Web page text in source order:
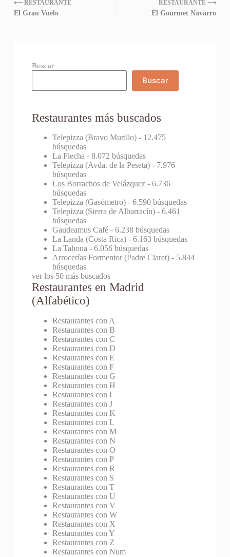
⟵ RESTAURANTE
El Gran Vuelo
RESTAURANTE ⟶
El Gourmet Navarro
Buscar
Buscar
Restaurantes más buscados
Telepizza (Bravo Murillo)- 12.475
búsquedas
La Flecha - 8.072 búsquedas
Telepizza (Avda. de la Peseta)- 7.976
búsquedas
Los Borrachos de Velázquez- 6.736
búsquedas
Telepizza (Gasómetro)- 6.590 búsquedas
Telepizza (Sierra de Albarracín)- 6.461
búsquedas
Gaudeamus Café- 6.238 búsquedas
La Landa (Costa Rica)- 6.163 búsquedas
La Tahona - 6.056 búsquedas
Arrocerías Formentor (Padre Claret)- 5.844
búsquedas
ver los 50 más buscados
Restaurantes en Madrid
(Alfabético)
Restaurantes con A
Restaurantes con B
Restaurantes con C
Restaurantes con D
Restaurantes con E
Restaurantes con F
Restaurantes con G
Restaurantes con H
Restaurantes con I
Restaurantes con J
Restaurantes con K
Restaurantes con L
Restaurantes con M
Restaurantes con N
Restaurantes con O
Restaurantes con P
Restaurantes con R
Restaurantes con S
Restaurantes con T
Restaurantes con U
Restaurantes con V
Restaurantes con W
Restaurantes con X
Restaurantes con Y
Restaurantes con Z
Restaurantes con Num